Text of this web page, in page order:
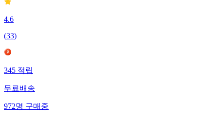
4.6
(33)
345적립
무료배송
972명구매중